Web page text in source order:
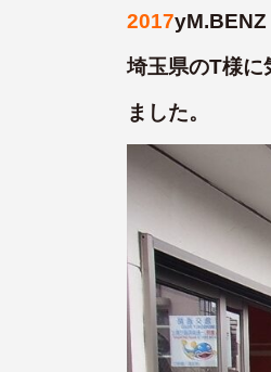
2017yM.BENZ
埼玉県のT様に
ました。